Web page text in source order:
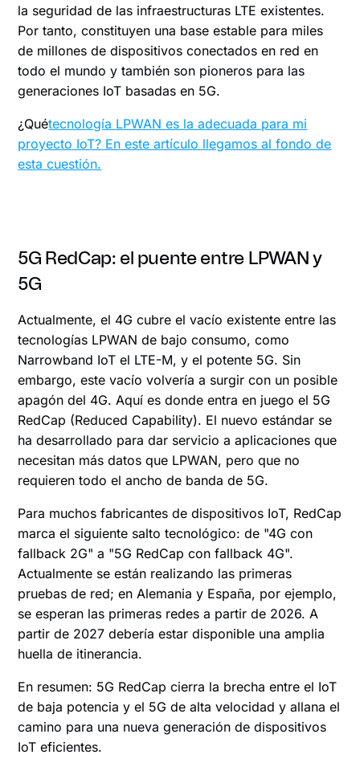
la seguridad de las infraestructuras LTE existentes.
Por tanto, constituyen una base estable para miles
de millones de dispositivos conectados en red en
todo el mundo y también son pioneros para las
generaciones IoT basadas en 5G.
‍¿Quétecnología LPWAN es la adecuada para mi
proyecto IoT? En este artículo llegamos al fondo de
esta cuestión.
5G RedCap: el puente entre LPWAN y
5G
Actualmente, el 4G cubre el vacío existente entre las
tecnologías LPWAN de bajo consumo, como
Narrowband IoT el LTE-M, y el potente 5G. Sin
embargo, este vacío volvería a surgir con un posible
apagón del 4G. Aquí es donde entra en juego el 5G
RedCap (Reduced Capability). El nuevo estándar se
ha desarrollado para dar servicio a aplicaciones que
necesitan más datos que LPWAN, pero que no
requieren todo el ancho de banda de 5G.
Para muchos fabricantes de dispositivos IoT, RedCap
marca el siguiente salto tecnológico: de "4G con
fallback 2G" a "5G RedCap con fallback 4G".
Actualmente se están realizando las primeras
pruebas de red; en Alemania y España, por ejemplo,
se esperan las primeras redes a partir de 2026. A
partir de 2027 debería estar disponible una amplia
huella de itinerancia.
En resumen: 5G RedCap cierra la brecha entre el IoT
de baja potencia y el 5G de alta velocidad y allana el
camino para una nueva generación de dispositivos
IoT eficientes.